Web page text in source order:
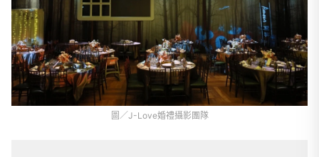
圖／J-Love婚禮攝影團隊